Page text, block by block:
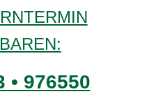
• 976550